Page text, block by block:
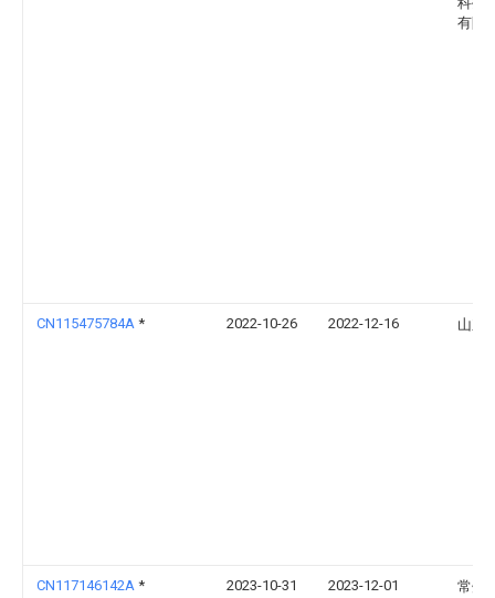
有限
CN115475784A * 2022-10-26 2022-12-16 山东
CN117146142A * 2023-10-31 2023-12-01 常州